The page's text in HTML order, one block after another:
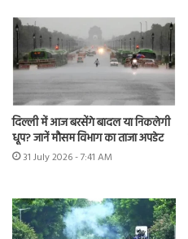
दिल्ली में आज बरसेंगे बादल या निकलेगी
धूप? जानें मौसम विभाग का ताजा अपडेट
31 July 2026 - 7:41 AM